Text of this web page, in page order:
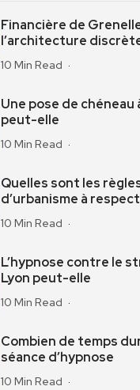
Financière de
l’architecture
10 Min Read
Une pose de chéneau
peut-elle
10 Min Read
Quelles sont les
d’urbanisme à
10 Min Read
L’hypnose contre le
Lyon peut-elle
10 Min Read
Combien de temps
séance d’hypnose
10 Min Read